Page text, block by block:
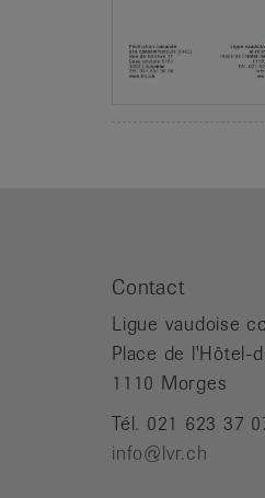
Contact
Ligue vaudoise
Place de l'Hôtel-
1110 Morges
Tél. 021 623 37
info@lvr.ch